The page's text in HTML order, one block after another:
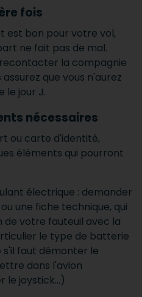
fois
est bon pour votre vol,
ne fait pas de mal.
la compagnie
que vous n'aurez
le jour J.
nécessaires
ou carte d'identité,
éléments qui pourront
électrique : demander
une fiche technique, qui
votre fauteuil avec la
le type de batterie
s'il faut démonter le
dans l'avion
le joystick...)